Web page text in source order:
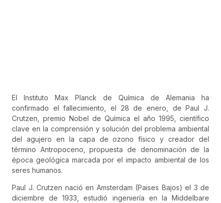
El Instituto Max Planck de Química de Alemania ha
confirmado el fallecimiento, el 28 de enero, de Paul J.
Crutzen, premio Nobel de Química el año 1995, científico
clave en la comprensión y solución del problema ambiental
del agujero en la capa de ozono físico y creador del
término Antropoceno, propuesta de denominación de la
época geológica marcada por el impacto ambiental de los
seres humanos.
Paul J. Crutzen nació en Amsterdam (Paises Bajos) el 3 de
diciembre de 1933, estudió ingeniería en la Middelbare